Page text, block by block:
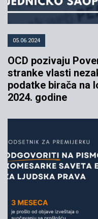
05.06.2024
OCD pozivaju
stranke vlasti
podatke birača na
2024. godine